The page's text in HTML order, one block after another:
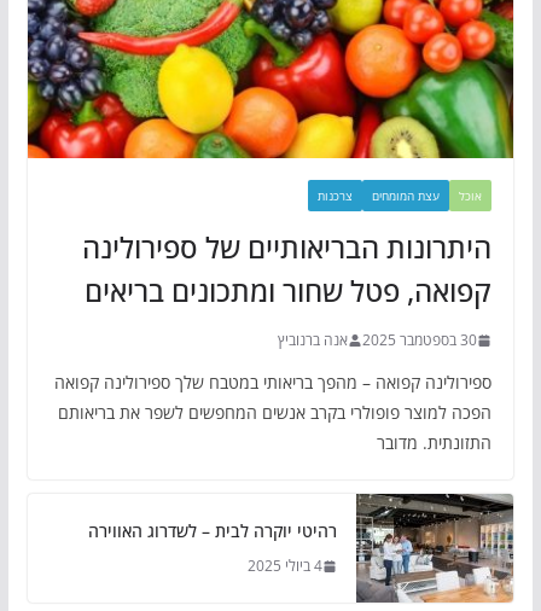
אוכל עצת המומחים צרכנות
היתרונות הבריאותיים של ספירולינה
קפואה, פטל שחור ומתכונים בריאים
30 בספטמבר 2025 אנה ברנוביץ
ספירולינה קפואה – מהפך בריאותי במטבח שלך ספירולינה קפואה
הפכה למוצר פופולרי בקרב אנשים המחפשים לשפר את בריאותם
התזונתית. מדובר
רהיטי יוקרה לבית – לשדרוג האווירה
4 ביולי 2025